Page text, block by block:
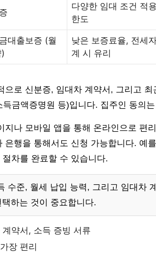
다양한 임대 조건 적
한도
대출보증 (월
낮은 보증료율, 전세
계 시 유리
으로 신분증, 임대차 계약서, 그리고
금액증명원 등)입니다. 집주인 동의
지나 모바일 앱을 통해 온라인으로 편
은행을 통해서도 신청 가능합니다. 예
차를 완료할 수 있습니다.
수준, 월세 납입 능력, 그리고 임대차
하는 것이 중요합니다.
약서, 소득 증빙 서류
장 편리